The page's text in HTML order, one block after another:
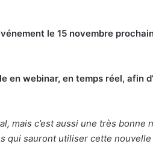
le 15 novembre
en webinar, en temps réel, afin
mais c’est aussi une très bonne
qui sauront utiliser cette nouvelle